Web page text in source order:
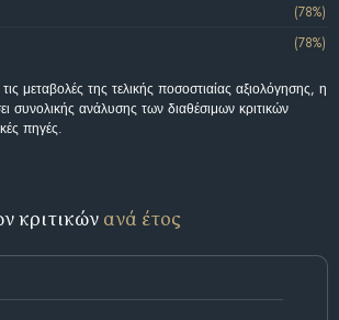
(78%)
(78%)
μεταβολές της τελικής ποσοστιαίας αξιολόγησης, η
συνολικής ανάλυσης των διαθέσιμων κριτικών
πηγές.
κριτικών ανά έτος